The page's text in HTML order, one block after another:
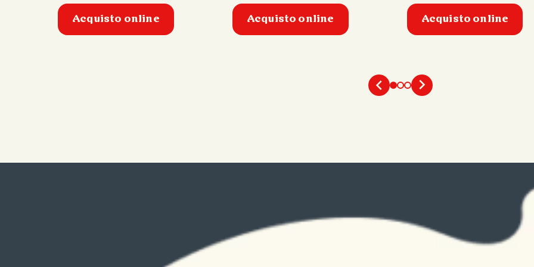
Acquisto online Acquisto online Acquisto online